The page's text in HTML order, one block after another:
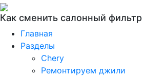
Как сменить салонный фильтр
Главная
Разделы
Chery
Ремонтируем джили